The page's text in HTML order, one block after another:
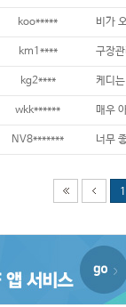
koo*****
km1**** 구장
kg2****
wkk******
NV8*******
1